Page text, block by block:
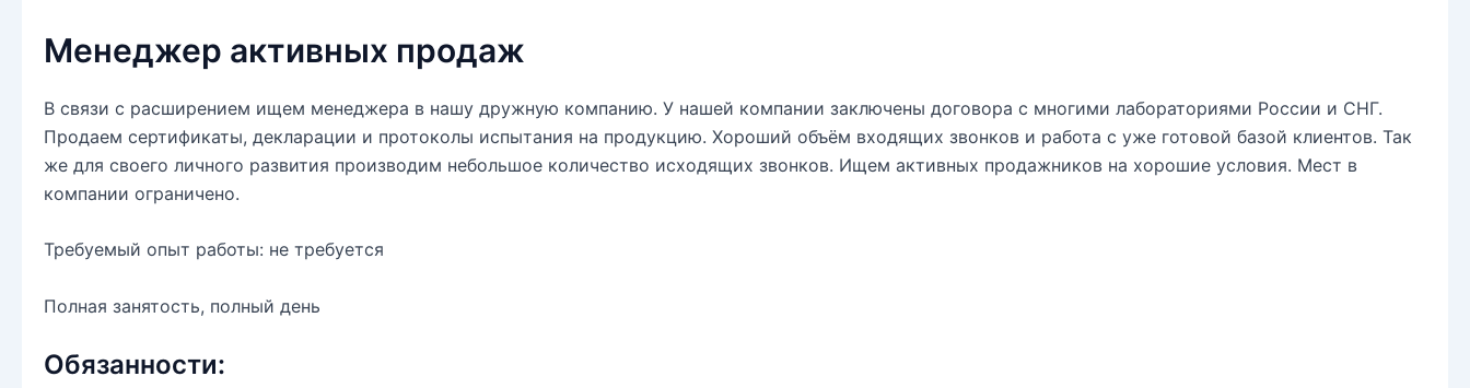
Менеджер активных продаж
В связи с расширением ищем менеджера в нашу дружную компанию. У нашей компании заключены договора с многими лабораториями России и СНГ.
Продаем сертификаты, декларации и протоколы испытания на продукцию. Хороший объём входящих звонков и работа с уже готовой базой клиентов. Так
же для своего личного развития производим небольшое количество исходящих звонков. Ищем активных продажников на хорошие условия. Мест в
компании ограничено.
Требуемый опыт работы: не требуется
Полная занятость, полный день
Обязанности: